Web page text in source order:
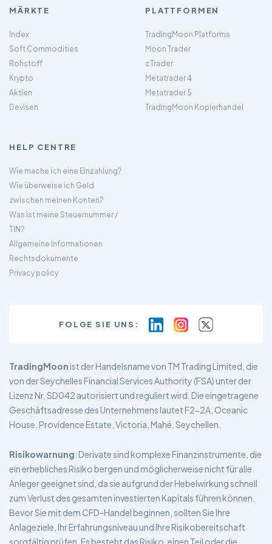
MÄRKTE
Index
Soft Commodities
Rohstoff
Krypto
Aktien
Devisen
PLATTFORMEN
TradingMoon Platforms
Moon Trader
cTrader
Metatrader 4
Metatrader 5
TradingMoon Kopierhandel
HELP CENTRE
Wie mache ich eine Einzahlung?
Wie überweise ich Geld
zwischen meinen Konten?
Was ist meine Steuernummer /
TIN?
Allgemeine Informationen
Rechtsdokumente
Privacy policy
FOLGE SIE UNS:
TradingMoon ist der Handelsname von TM Trading Limited, die
von der Seychelles Financial Services Authority (FSA) unter der
Lizenz Nr. SD042 autorisiert und reguliert wird. Die eingetragene
Geschäftsadresse des Unternehmens lautet F2-2A, Oceanic
House, Providence Estate, Victoria, Mahé, Seychellen.
Risikowarnung: Derivate sind komplexe Finanzinstrumente, die
ein erhebliches Risiko bergen und möglicherweise nicht für alle
Anleger geeignet sind, da sie aufgrund der Hebelwirkung schnell
zum Verlust des gesamten investierten Kapitals führen können.
Bevor Sie mit dem CFD-Handel beginnen, sollten Sie Ihre
Anlageziele, Ihr Erfahrungsniveau und Ihre Risikobereitschaft
sorgfältig prüfen. Es besteht das Risiko, einen Teil oder die